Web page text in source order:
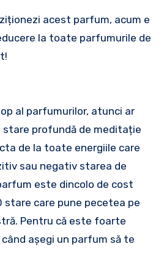
acest parfum, acum e
la toate parfumurile de
al parfumurilor, atunci ar
profundă de meditație
de la toate energiile care
sau negativ starea de
este dincolo de cost
stare care pune pecetea pe
Pentru că este foarte
așegi un parfum să te